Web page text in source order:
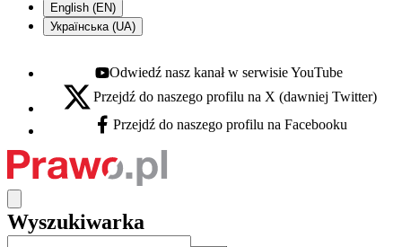
English (EN)
Українська (UA)
Youtube - otwiera się w nowej karcie
Odwiedź nasz kanał w serwisie YouTube
X - otwiera się w nowej karcie
Przejdź do naszego profilu na X (dawniej Twitter)
Facebook - otwiera się w nowej karcie
Przejdź do naszego profilu na Facebooku
Wyszukiwarka